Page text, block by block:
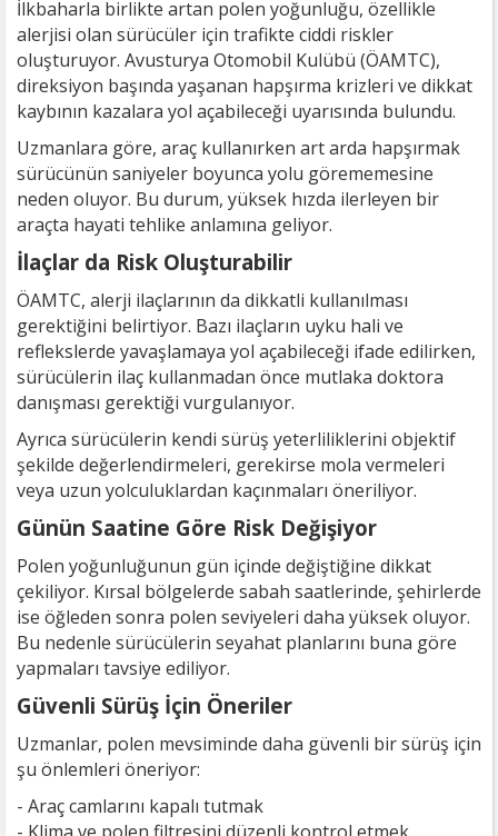
İlkbaharla birlikte artan polen yoğunluğu, özellikle
alerjisi olan sürücüler için trafikte ciddi riskler
oluşturuyor. Avusturya Otomobil Kulübü (ÖAMTC),
direksiyon başında yaşanan hapşırma krizleri ve dikkat
kaybının kazalara yol açabileceği uyarısında bulundu.
Uzmanlara göre, araç kullanırken art arda hapşırmak
sürücünün saniyeler boyunca yolu görememesine
neden oluyor. Bu durum, yüksek hızda ilerleyen bir
araçta hayati tehlike anlamına geliyor.
İlaçlar da Risk Oluşturabilir
ÖAMTC, alerji ilaçlarının da dikkatli kullanılması
gerektiğini belirtiyor. Bazı ilaçların uyku hali ve
reflekslerde yavaşlamaya yol açabileceği ifade edilirken,
sürücülerin ilaç kullanmadan önce mutlaka doktora
danışması gerektiği vurgulanıyor.
Ayrıca sürücülerin kendi sürüş yeterliliklerini objektif
şekilde değerlendirmeleri, gerekirse mola vermeleri
veya uzun yolculuklardan kaçınmaları öneriliyor.
Günün Saatine Göre Risk Değişiyor
Polen yoğunluğunun gün içinde değiştiğine dikkat
çekiliyor. Kırsal bölgelerde sabah saatlerinde, şehirlerde
ise öğleden sonra polen seviyeleri daha yüksek oluyor.
Bu nedenle sürücülerin seyahat planlarını buna göre
yapmaları tavsiye ediliyor.
Güvenli Sürüş İçin Öneriler
Uzmanlar, polen mevsiminde daha güvenli bir sürüş için
şu önlemleri öneriyor:
- Araç camlarını kapalı tutmak
- Klima ve polen filtresini düzenli kontrol etmek